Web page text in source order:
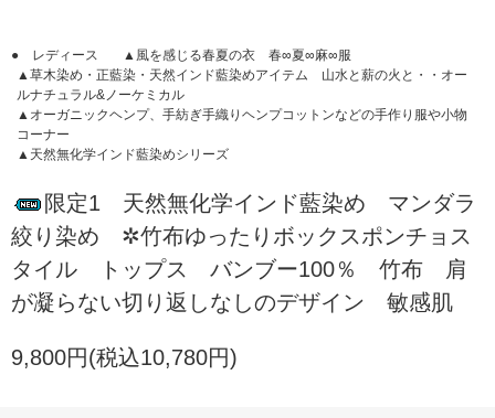
● レディース
▲風を感じる春夏の衣 春∞夏∞麻∞服
▲草木染め・正藍染・天然インド藍染めアイテム 山水と薪の火と・・オー
ルナチュラル&ノーケミカル
▲オーガニックヘンプ、手紡ぎ手織りヘンプコットンなどの手作り服や小物
コーナー
▲天然無化学インド藍染めシリーズ
限定1 天然無化学インド藍染め マンダラ
絞り染め ✲竹布ゆったりボックスポンチョス
タイル トップス バンブー100％ 竹布 肩
が凝らない切り返しなしのデザイン 敏感肌
9,800円(税込10,780円)